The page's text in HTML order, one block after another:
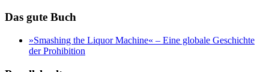
Das gute Buch
»Smashing the Liquor Machine« ‒ Eine globale Geschichte
der Prohibition